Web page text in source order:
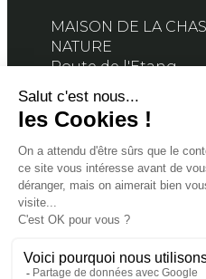
MAISON DE LA
NATURE
Route de l'Etang
Contactez-nous
SUIVEZ-NOUS
Facebook
X YouTube